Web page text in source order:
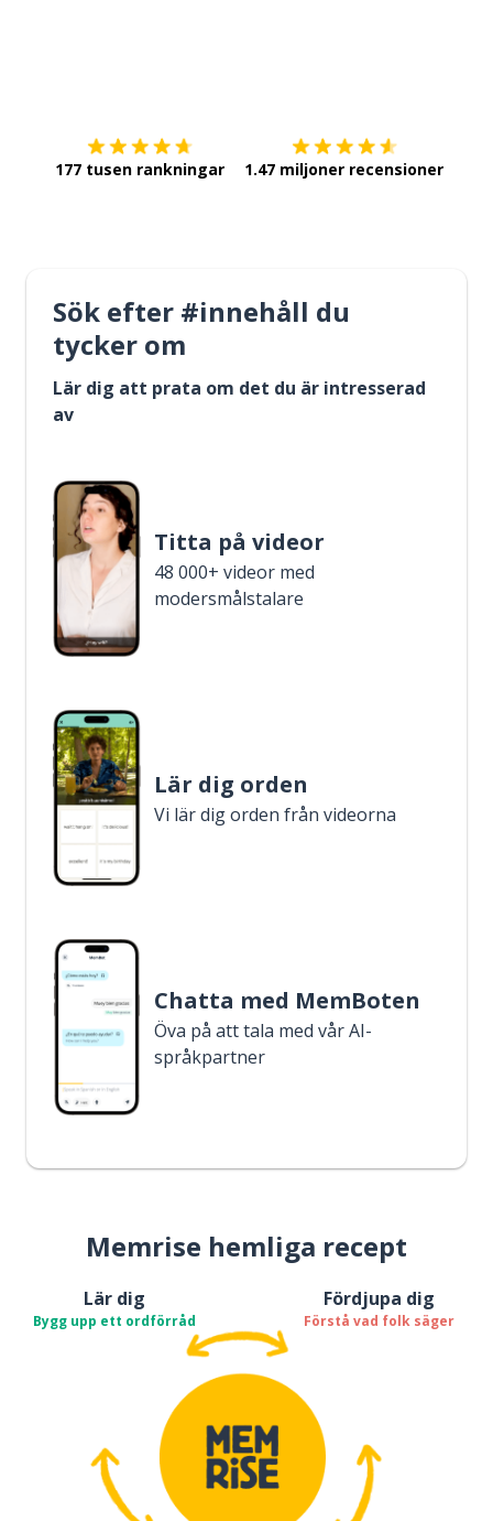
177 tusen rankningar 1.47 miljoner recensioner
Sök efter #innehåll du
tycker om
Lär dig att prata om det du är intresserad
av
Titta på videor
48 000+ videor med
modersmålstalare
Lär dig orden
Vi lär dig orden från videorna
Chatta med MemBoten
Öva på att tala med vår AI-
språkpartner
Memrise hemliga recept
Lär dig
Bygg upp ett ordförråd
Fördjupa dig
Förstå vad folk säger